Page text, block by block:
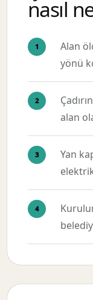
nasıl
Alan
yönü
alan
Yan